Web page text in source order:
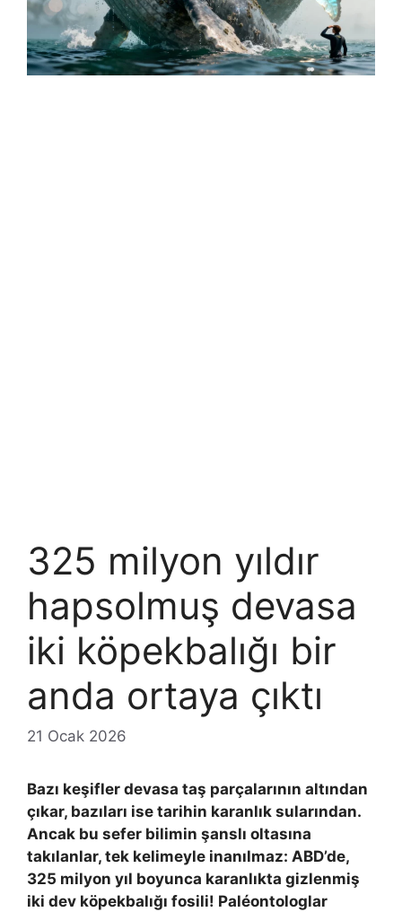
325 milyon yıldır
hapsolmuş devasa
iki köpekbalığı bir
anda ortaya çıktı
21 Ocak 2026
Bazı keşifler devasa taş parçalarının altından
çıkar, bazıları ise tarihin karanlık sularından.
Ancak bu sefer bilimin şanslı oltasına
takılanlar, tek kelimeyle inanılmaz: ABD’de,
325 milyon yıl boyunca karanlıkta gizlenmiş
iki dev köpekbalığı fosili! Paléontologlar